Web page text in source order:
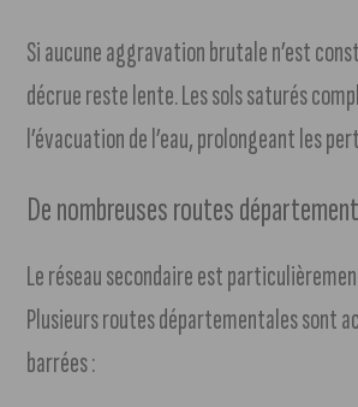
Si aucune aggravation brutale n’est
décrue reste lente. Les sols saturés
l’évacuation de l’eau, prolongeant les
De nombreuses routes
Le réseau secondaire est
Plusieurs routes départementales sont
barrées :